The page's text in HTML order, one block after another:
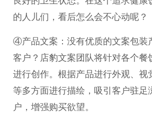
的人儿们，看后怎么会不心动呢？
④产品文案：没有优质的文案包装
客户？店豹文案团队将针对各个餐
进行创作。根据产品进行外观、视
等多方面进行描绘，吸引客户驻足
户，增强购买欲望。